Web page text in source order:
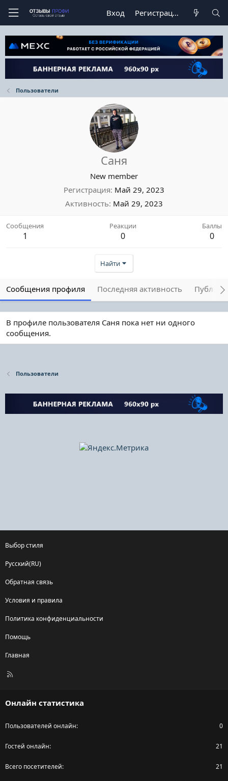
Вход Регистрация
Пользователи
Саня
New member
Регистрация Май 29, 2023
Активность Май 29, 2023
Сообщения
1
Реакции
0
Баллы
0
Найти
Сообщения профиля Последняя активность
В профиле пользователя Саня пока нет ни одного
сообщения.
Пользователи
Выбор стиля
Русский(RU)
Обратная связь
Условия и правила
Политика конфиденциальности
Помощь
Главная
R
Онлайн статистика
Пользователей онлайн 0
Гостей онлайн 21
Всего посетителей 21